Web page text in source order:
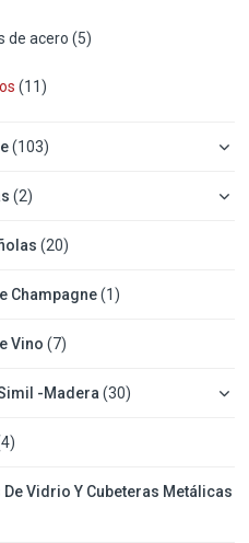
de acero (5)
(11)
(103)
(2)
(20)
Champagne(1)
Vino (7)
-Madera (30)
Vidrio Y Cubeteras Metálicas